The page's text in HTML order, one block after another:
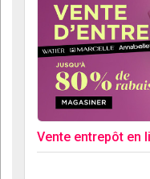
Vente entrepôt en